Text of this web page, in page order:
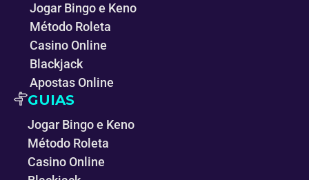
Jogar Bingo e Keno
Método Roleta
Casino Online
Blackjack
Apostas Online
GUIAS
Jogar Bingo e Keno
Método Roleta
Casino Online